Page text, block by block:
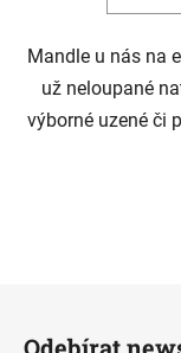
Mandle u nás na
už neloupané
výborné uzené či
Odebírat